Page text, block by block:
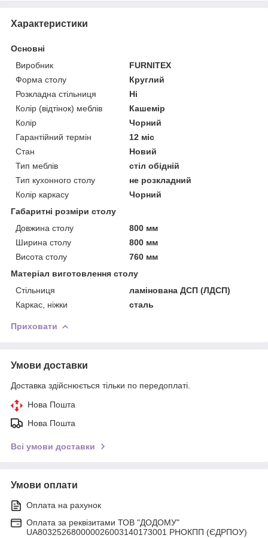
Характеристики
Основні
Виробник
FURNITEX
Форма столу
Круглий
Розкладна стільниця
Ні
Колір (відтінок) меблів
Кашемір
Колір
Чорний
Гарантійний термін
12 міс
Стан
Новий
Тип меблів
стіл обідній
Тип кухонного столу
не розкладний
Колір каркасу
Чорний
Габаритні розміри столу
Довжина столу
800 мм
Ширина столу
800 мм
Висота столу
760 мм
Матеріал виготовлення столу
Стільниця
ламінована ДСП (ЛДСП)
Каркас, ніжки
сталь
Приховати
Умови доставки
Доставка здійснюється тільки по передоплаті.
Нова Пошта
Нова Пошта
Всі умови доставки
Умови оплати
Оплата на рахунок
Оплата за реквізитами ТОВ "ДОДОМУ"
UA803252680000026003140173001 РНОКПП (ЄДРПОУ)